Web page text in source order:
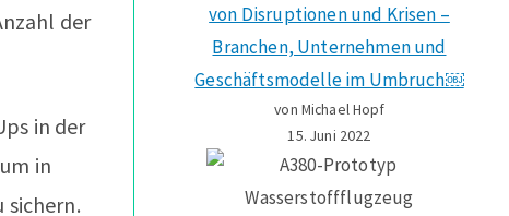
der
in der
in
von Disruptionen und Krisen –
Branchen, Unternehmen und
Geschäftsmodelle im Umbruch￼
von Michael Hopf
15. Juni 2022